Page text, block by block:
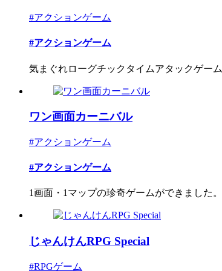
#アクションゲーム
#アクションゲーム
気まぐれローグチックタイムアタックゲーム
ワン画面カーニバル
#アクションゲーム
#アクションゲーム
1画面・1マップの珍奇ゲームができました。
じゃんけんRPG Special
#RPGゲーム